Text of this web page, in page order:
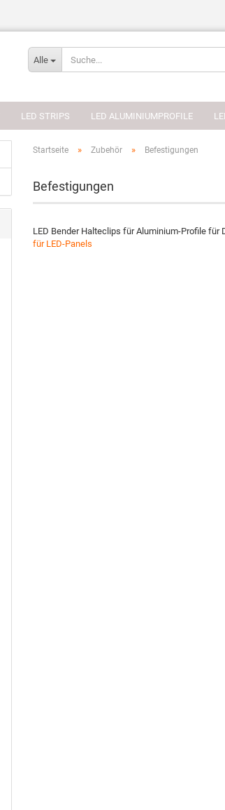
Alle
LED STRIPS LED ALUMINIUMPROFILE
Startseite » Zubehör » Befestigungen
Befestigungen
LED Bender Halteclips für Aluminium-Profile für
für LED-Panels